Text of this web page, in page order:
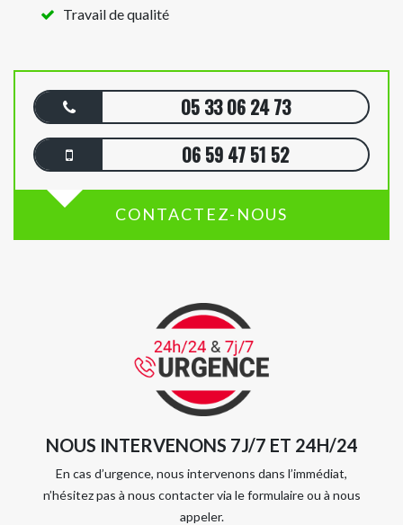
Travail de qualité
05 33 06 24 73
06 59 47 51 52
CONTACTEZ-NOUS
NOUS INTERVENONS 7J/7 ET 24H/24
En cas d’urgence, nous intervenons dans l’immédiat,
n’hésitez pas à nous contacter via le formulaire ou à nous
appeler.